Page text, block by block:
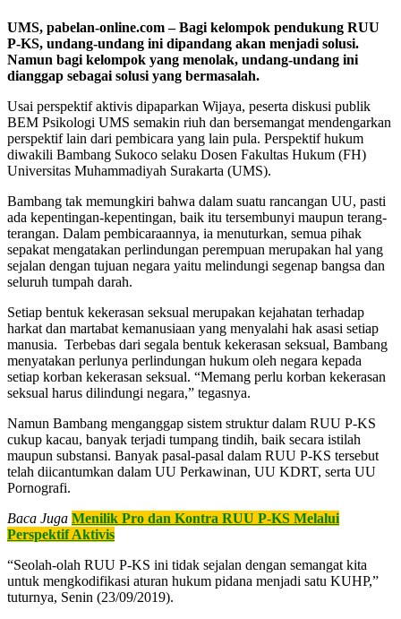
UMS, pabelan-online.com – Bagi kelompok pendukung RUU
P-KS, undang-undang ini dipandang akan menjadi solusi.
Namun bagi kelompok yang menolak, undang-undang ini
dianggap sebagai solusi yang bermasalah.
Usai perspektif aktivis dipaparkan Wijaya, peserta diskusi publik
BEM Psikologi UMS semakin riuh dan bersemangat mendengarkan
perspektif lain dari pembicara yang lain pula. Perspektif hukum
diwakili Bambang Sukoco selaku Dosen Fakultas Hukum (FH)
Universitas Muhammadiyah Surakarta (UMS).
Bambang tak memungkiri bahwa dalam suatu rancangan UU, pasti
ada kepentingan-kepentingan, baik itu tersembunyi maupun terang-
terangan. Dalam pembicaraannya, ia menuturkan, semua pihak
sepakat mengatakan perlindungan perempuan merupakan hal yang
sejalan dengan tujuan negara yaitu melindungi segenap bangsa dan
seluruh tumpah darah.
Setiap bentuk kekerasan seksual merupakan kejahatan terhadap
harkat dan martabat kemanusiaan yang menyalahi hak asasi setiap
manusia. Terbebas dari segala bentuk kekerasan seksual, Bambang
menyatakan perlunya perlindungan hukum oleh negara kepada
setiap korban kekerasan seksual. “Memang perlu korban kekerasan
seksual harus dilindungi negara,” tegasnya.
Namun Bambang menganggap sistem struktur dalam RUU P-KS
cukup kacau, banyak terjadi tumpang tindih, baik secara istilah
maupun substansi. Banyak pasal-pasal dalam RUU P-KS tersebut
telah diicantumkan dalam UU Perkawinan, UU KDRT, serta UU
Pornografi.
Baca Juga Menilik Pro dan Kontra RUU P-KS Melalui
Perspektif Aktivis
“Seolah-olah RUU P-KS ini tidak sejalan dengan semangat kita
untuk mengkodifikasi aturan hukum pidana menjadi satu KUHP,”
tuturnya, Senin (23/09/2019).